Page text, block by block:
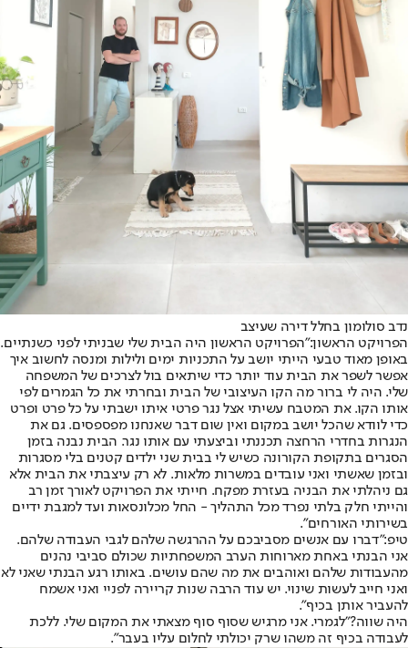
נדב סולומון בחלל דירה שעיצב
הפרויקט הראשון:"הפרויקט הראשון היה הבית שלי שבניתי לפני כשנתיים.
באופן מאוד טבעי הייתי יושב על התכניות ימים ולילות ומנסה לחשוב איך
אפשר לשפר את הבית עוד יותר כדי שיתאים בול לצרכים של המשפחה
שלי. היה לי ברור מה הקו העיצובי של הבית ובחרתי את כל הגמרים לפי
אותו הקו. את המטבח עשיתי אצל נגר פרטי איתו ישבתי על כל פרט ופרט
כדי לוודא שהכל יושב במקום ואין שום דבר שאנחנו מפספסים. גם את
הנגרות בחדרי הרחצה תכננתי וביצעתי עם אותו נגר. הבית נבנה בזמן
הסגרים בתקופת הקורונה כשיש לי בבית שני ילדים קטנים בלי מסגרות
ובזמן שאשתי ואני עובדים במשרות מלאות. לא רק עיצבתי את הבית אלא
גם ניהלתי את הבניה בעזרת מפקח. חייתי את הפרויקט לאורך זמן רב
והייתי חלק בלתי נפרד מכל התהליך - החל מכלונסאות ועד למגבת ידיים
בשירותי האורחים".
טיפ:"דברו עם אנשים מסביבכם על ההרגשה שלהם לגבי העבודה שלהם.
אני הבנתי באחת מארוחות הערב המשפחתיות שכולם סביבי נהנים
מהעבודות שלהם ואוהבים את מה שהם עושים. באותו רגע הבנתי שאני לא
ואני חייב לעשות שינוי. יש עוד הרבה שנות קריירה לפניי ואני אשמח
להעביר אותן בכיף".
היה שווה?"לגמרי. אני מרגיש שסוף סוף מצאתי את המקום שלי. ללכת
לעבודה בכיף זה משהו שרק יכולתי לחלום עליו בעבר".